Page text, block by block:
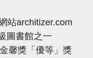
站architizer.com
圖書館之一
馨獎「優等」獎